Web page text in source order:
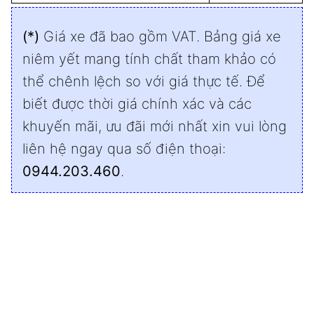
(*) Giá xe đã bao gồm VAT. Bảng giá xe
niêm yết mang tính chất tham khảo có
thể chênh lệch so với giá thực tế. Để
biết được thời giá chính xác và các
khuyến mãi, ưu đãi mới nhất xin vui lòng
liên hệ ngay qua số điện thoại:
0944.203.460.